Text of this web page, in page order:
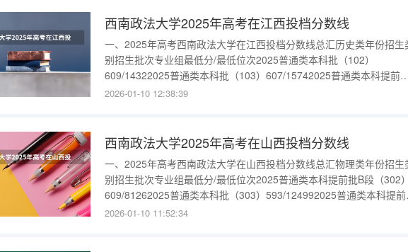
西南政法大学2025年高考在江西投档分数线
一、2025年高考西南政法大学在江西投档分数线总汇历史类年份招生
别招生批次专业组最低分/最低位次2025普通类本科批（102）
609/14322025普通类本科批（103）607/15742025普通类本科提前
（101）-/-更多数据请进入：{$cate_url}物理类年份招生类别招生批
2026-01-10 12:38:39
西南政法大学2025年高考在山西投档分数线
一、2025年高考西南政法大学在山西投档分数线总汇物理类年份招生
别招生批次专业组最低分/最低位次2025普通类本科提前批B段（302
609/81262025普通类本科批（303）593/124992025普通类本科提
B段（301）564/23271更多数据请进入：{$cate_url}历史类年份招生
2026-01-10 11:52:34